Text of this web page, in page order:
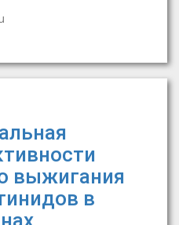
выжигания
в